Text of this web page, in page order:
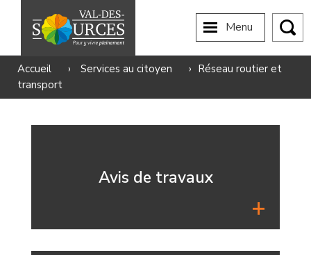
Menu
Accueil › Services au citoyen › Réseau routier et
transport
Avis de travaux